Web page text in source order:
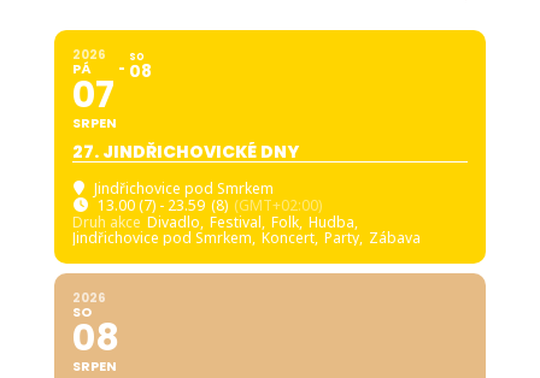
2026
PÁ
07
SRPEN
SO
08
27. JINDŘICHOVICKÉ DNY
Jindřichovice pod Smrkem
13.00 (7) - 23.59 (8) (GMT+02:00)
Druh akce Divadlo, Festival, Folk, Hudba,
Jindřichovice pod Smrkem, Koncert, Party, Zábava
2026
SO
08
SRPEN